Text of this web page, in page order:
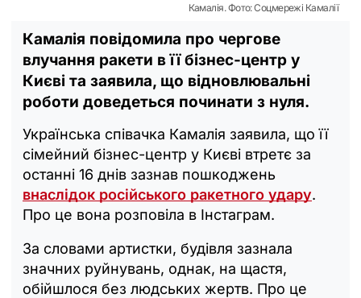
Камалія. Фото: Соцмережі Камалії
Камалія повідомила про чергове
влучання ракети в її бізнес-центр у
Києві та заявила, що відновлювальні
роботи доведеться починати з нуля.
Українська співачка Камалія заявила, що її
сімейний бізнес-центр у Києві втретє за
останні 16 днів зазнав пошкоджень
внаслідок російського ракетного удару.
Про це вона розповіла в Інстаграм.
За словами артистки, будівля зазнала
значних руйнувань, однак, на щастя,
обійшлося без людських жертв. Про це